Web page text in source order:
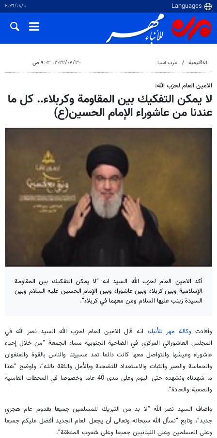
١٠‏/٠٨‏/٢٠٢٦
الاقلیمیة غرب آسیا ٣٠‏/٠٧‏/٢٠٢٢، ٩:٠٣ ص
الامين العام لحزب الله:
لا يمكن التفكيك بين المقاومة وكربلاء.. كل ما
عندنا من عاشوراء الإمام الحسين(ع)
أكد الامين العام لحزب الله السيد انه “لا يمكن التفكيك بين المقاومة
الإسلامية وبين كربلاء وبين عاشوراء وبين الإمام الحسين عليه السلام وبين
السيدة زينب عليها السلام ومن معهما في كربلاء”.
وأفادت وكالة مهر للأنباء، انه قال الامين العام لحزب الله السيد نصر الله في
المجلس العاشورائي المركزي في الضاحية الجنوبية مساء الجمعة “من خلال إحياء
عاشوراء وعيشها والتواصل معها كانت دائما تمد مسيرتنا والناس بالقوة والعنفوان
والحماسة والصبر والثبات والاستعداد للتضحية وبالأمل والثقة بالله”، واوضح “هذا
ما شهدناه ونشهده حتى اليوم وعلى مدى 40 عاما وخصوصا في المحطات القاسية
والصعبة والحادة”.
واضاف السيد نصر الله “لا بد من التبريك للمسلمين جميعا بقدوم عام هجري
جديد”، وتابع “نسأل الله سبحانه وتعالى أن يجعل العام الجديد أفضل عليكم جميعا
وعلى المسلمين وعلى اللبنانيين جميعا وعلى شعوب المنطقة”.